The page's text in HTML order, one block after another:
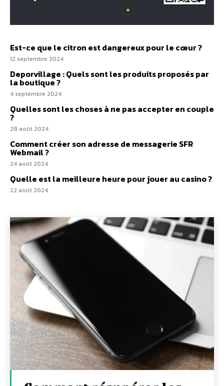
Est-ce que le citron est dangereux pour le cœur ?
12 septembre 2024
Deporvillage : Quels sont les produits proposés par
la boutique ?
4 septembre 2024
Quelles sont les choses à ne pas accepter en couple
?
28 août 2024
Comment créer son adresse de messagerie SFR
Webmail ?
24 août 2024
Quelle est la meilleure heure pour jouer au casino ?
22 août 2024